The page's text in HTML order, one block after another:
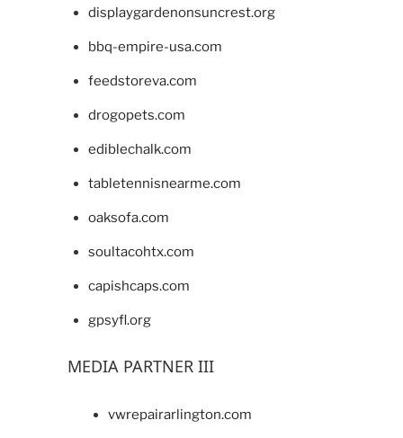
displaygardenonsuncrest.org
bbq-empire-usa.com
feedstoreva.com
drogopets.com
ediblechalk.com
tabletennisnearme.com
oaksofa.com
soultacohtx.com
capishcaps.com
gpsyfl.org
MEDIA PARTNER III
vwrepairarlington.com